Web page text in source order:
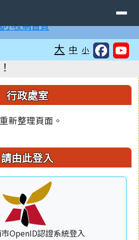
大 中 小
行政處室
新整理頁面。
請由此登入
OpenID認證系統登入